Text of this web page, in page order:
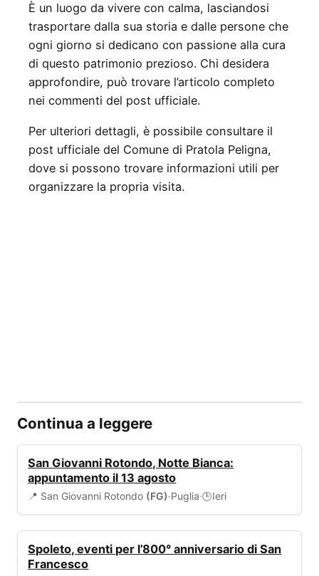
È un luogo da vivere con calma, lasciandosi
trasportare dalla sua storia e dalle persone che
ogni giorno si dedicano con passione alla cura
di questo patrimonio prezioso. Chi desidera
approfondire, può trovare l’articolo completo
nei commenti del post ufficiale.
Per ulteriori dettagli, è possibile consultare il
post ufficiale del Comune di Pratola Peligna,
dove si possono trovare informazioni utili per
organizzare la propria visita.
Continua a leggere
San Giovanni Rotondo, Notte Bianca:
appuntamento il 13 agosto
📍 San Giovanni Rotondo (FG)·Puglia·🕒Ieri
Spoleto, eventi per l’800° anniversario di San
Francesco